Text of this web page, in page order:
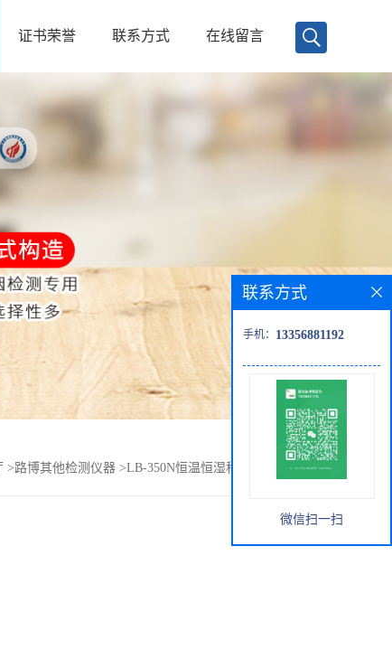
证书荣誉 联系方式 在线留言
>路博其他检测仪器 >LB-350N恒温恒湿称重系统生产供应
联系方式
手机： 13356881192
微信扫一扫